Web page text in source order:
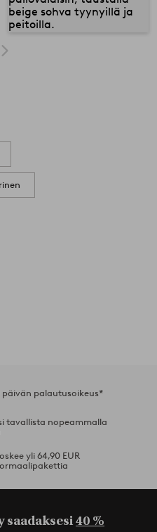
päivän palautusoikeus*
tavallista nopeammalla
yli 64,90 EUR
saadaksesi40 %